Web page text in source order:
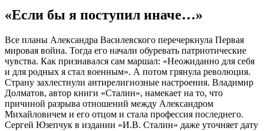
«Если бы я поступил иначе…»
Все планы Александра Василевского перечеркнула Первая
мировая война. Тогда его начали обуревать патриотические
чувства. Как признавался сам маршал: «Неожиданно для себя
и для родных я стал военным». А потом грянула революция.
Страну захлестнули антирелигиозные настроения. Владимир
Долматов, автор книги «Сталин», намекает на то, что
причиной разрыва отношений между Александром
Михайловичем и его отцом и стала профессия последнего.
Сергей Юзепчук в издании «И.В. Сталин» даже уточняет дату